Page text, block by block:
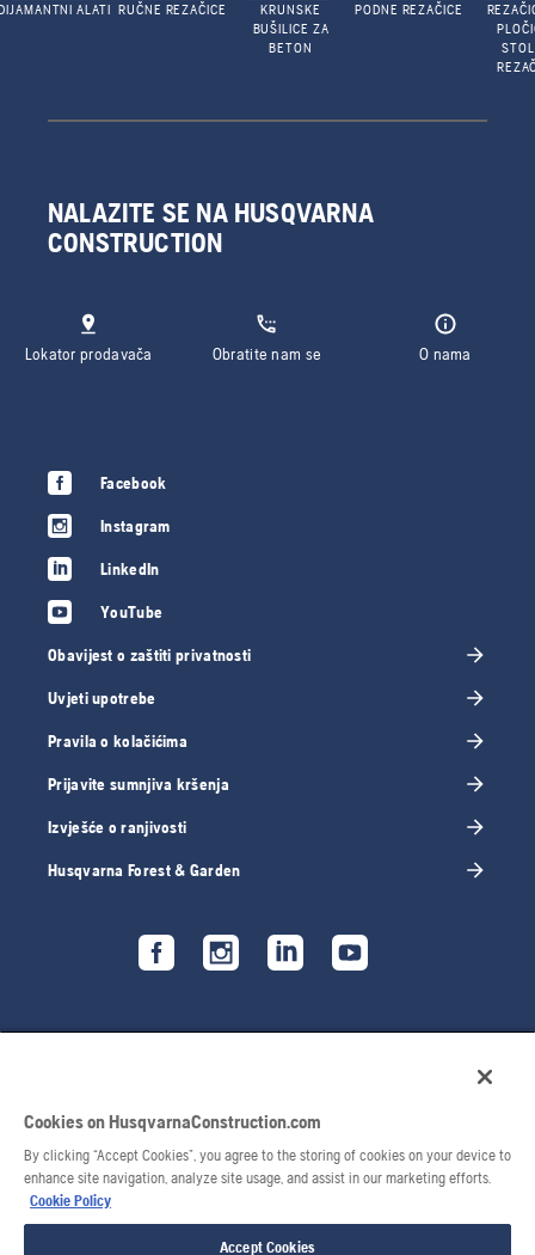
ALATI RUČNE REZAČICE
KRUNSKE
BUŠILICE ZA
BETON
PODNE REZAČICE
NALAZITE SE NA HUSQVARNA
CONSTRUCTION
Lokator prodavača Obratite nam se O nama
Facebook
Instagram
LinkedIn
YouTube
Obavijest o zaštiti privatnosti
Uvjeti upotrebe
Pravila o kolačićima
Prijavite sumnjiva kršenja
Izvješće o ranjivosti
Husqvarna Forest & Garden
© 2026 Husqvarna AB. Sva prava pridržana.
Cookies on HusqvarnaConstruction.com
By clicking “Accept Cookies”, you agree to the storing of cookies on your device to
enhance site navigation, analyze site usage, and assist in our marketing efforts.
Cookie Policy
Accept Cookies